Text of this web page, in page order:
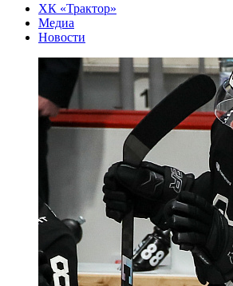
ХК «Трактор»
Медиа
Новости